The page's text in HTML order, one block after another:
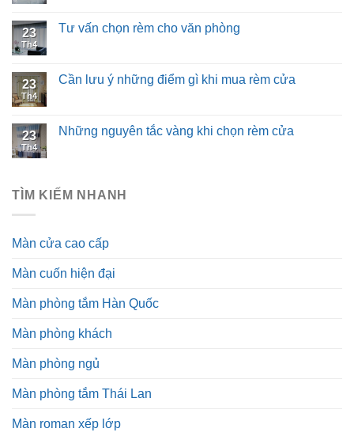
23
Th4
Tư vấn chọn rèm cho văn phòng
23
Th4
Cần lưu ý những điểm gì khi mua rèm cửa
23
Th4
Những nguyên tắc vàng khi chọn rèm cửa
TÌM KIẾM NHANH
Màn cửa cao cấp
Màn cuốn hiện đại
Màn phòng tắm Hàn Quốc
Màn phòng khách
Màn phòng ngủ
Màn phòng tắm Thái Lan
Màn roman xếp lớp